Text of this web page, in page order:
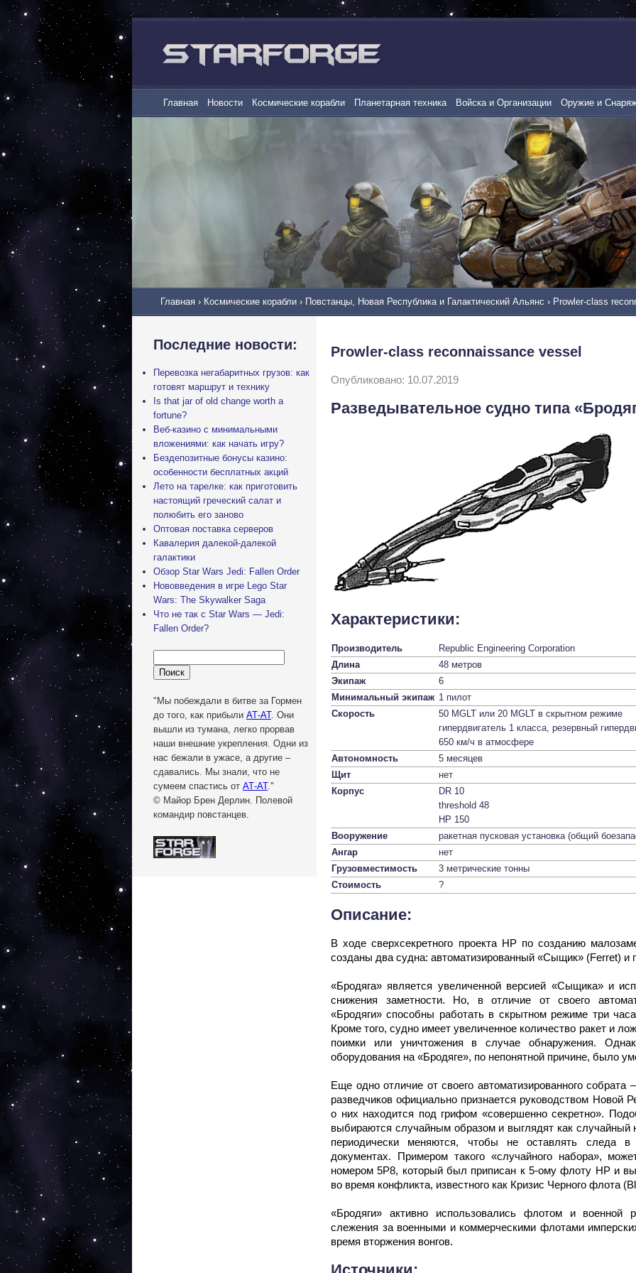
Главная Новости Космические корабли Планетарная техника Войска и Организации Оружие и
Главная › Космические корабли › Повстанцы, Новая Республика и Галактический Альянс › Prowler-class
Последние новости:
Перевозка негабаритных грузов: как
готовят маршрут и технику
Is that jar of old change worth a
fortune?
Веб-казино с минимальными
вложениями: как начать игру?
Бездепозитные бонусы казино:
особенности бесплатных акций
Лето на тарелке: как приготовить
настоящий греческий салат и
полюбить его заново
Оптовая поставка серверов
Кавалерия далекой-далекой
галактики
Обзор Star Wars Jedi: Fallen Order
Нововведения в игре Lego Star
Wars: The Skywalker Saga
Что не так с Star Wars — Jedi:
Fallen Order?
"Мы побеждали в битве за Гормен
до того, как прибыли АТ-АТ. Они
вышли из тумана, легко прорвав
наши внешние укрепления. Одни из
нас бежали в ужасе, а другие –
сдавались. Мы знали, что не
сумеем спастись от АТ-АТ."
© Майор Брен Дерлин. Полевой
командир повстанцев.
Prowler-class reconnaissance vessel
Опубликовано: 10.07.2019
Разведывательное судно типа
Характеристики:
Производитель
Republic Engineering Corporation
Длина
48 метров
Экипаж
6
Минимальный экипаж 1 пилот
Скорость
50 MGLT или 20 MGLT в скрытном режиме
гипердвигатель 1 класса, резервный
650 км/ч в атмосфере
Автономность
5 месяцев
Щит
нет
Корпус
DR 10
threshold 48
HP 150
Вооружение
ракетная пусковая установка (общий
Ангар
нет
Грузовместимость
3 метрические тонны
Стоимость
?
Описание:
В ходе сверхсекретного проекта НР по созданию
созданы два судна: автоматизированный «Сыщик» (Ferret) и
«Бродяга» является увеличенной версией «Сыщика» и
снижения заметности. Но, в отличие от своего
«Бродяги» способны работать в скрытном режиме три
Кроме того, судно имеет увеличенное количество ракет и
поимки или уничтожения в случае обнаружения.
оборудования на «Бродяге», по непонятной причине, было
Еще одно отличие от своего автоматизированного собрата
разведчиков официально признается руководством Новой
о них находится под грифом «совершенно секретно».
выбираются случайным образом и выглядят как случайный
периодически меняются, чтобы не оставлять следа
документах. Примером такого «случайного набора»,
номером 5P8, который был приписан к 5-ому флоту НР и
во время конфликта, известного как Кризис Черного флота
«Бродяги» активно использовались флотом и военной
слежения за военными и коммерческими флотами
время вторжения вонгов.